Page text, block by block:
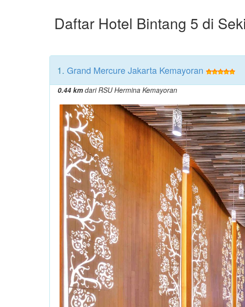
Daftar Hotel Bintang 5 di
1. Grand Mercure Jakarta Kemayoran
0.44 kmdari RSU Hermina Kemayoran